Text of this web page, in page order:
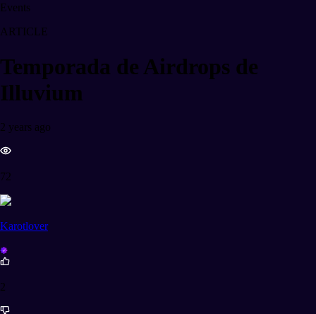
Events
ARTICLE
Temporada de Airdrops de
Illuvium
2 years ago
72
Karotlover
2